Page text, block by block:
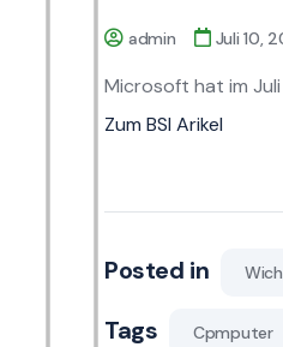
admin Juli 10,
Microsoft hat im
Zum BSI Arikel
Posted in
Tags Cpmputer